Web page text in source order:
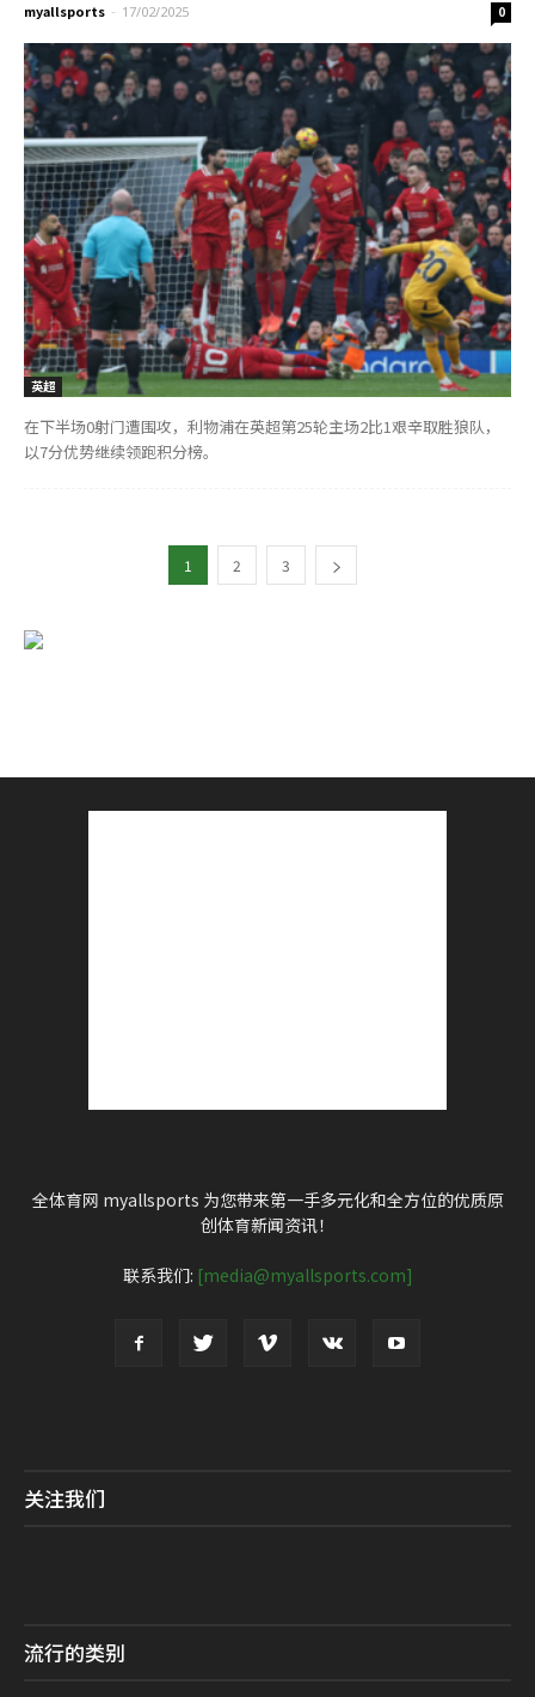
myallsports - 17/02/2025 0
英超
在下半场0射门遭围攻，利物浦在英超第25轮主场2比1艰辛取胜狼队，
以7分优势继续领跑积分榜。
1 2 3
全体育网 myallsports 为您带来第一手多元化和全方位的优质原
创体育新闻资讯！
联系我们: [media@myallsports.com]
关注我们
流行的类别